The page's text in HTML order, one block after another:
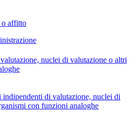
o affitto
nuclei di valutazione o altri
di valutazione, nuclei di
con funzioni analoghe